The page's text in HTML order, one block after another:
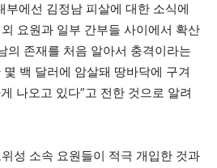
부에선 김정남 피살에 대한 소식에
요원과 일부 간부들 사이에서 확산
의 존재를 처음 알아서 충격이라는
몇 백 달러에 암살돼 땅바닥에 구겨
나오고 있다”고 전한 것으로 알려
성 소속 요원들이 적극 개입한 것과